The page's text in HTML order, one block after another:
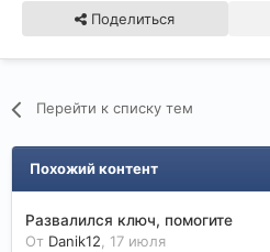
Поделиться
Перейти к списку тем
Похожий контент
Развалился ключ, помогите
От Danik12
17 июля